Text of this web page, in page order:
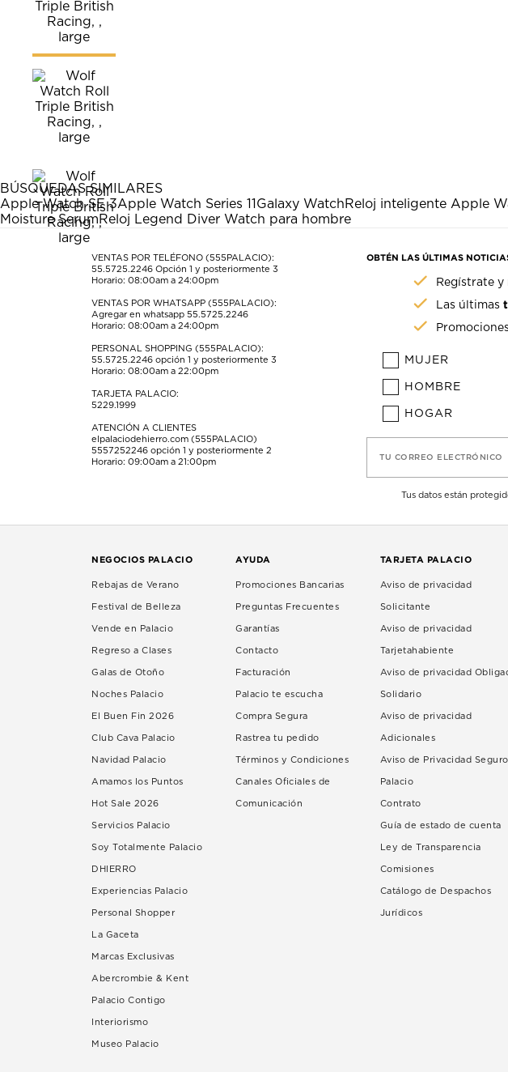
BÚSQUEDAS SIMILARES
Apple Watch SE 3Apple Watch Series 11 Galaxy WatchReloj inteligente Apple
Moisture SerumReloj Legend Diver Watch para hombre
VENTAS POR TELÉFONO (555PALACIO):
55.5725.2246 Opción 1 y posteriormente 3
Horario: 08:00am a 24:00pm
VENTAS POR WHATSAPP (555PALACIO):
Agregar en whatsapp 55.5725.2246
Horario: 08:00am a 24:00pm
PERSONAL SHOPPING (555PALACIO):
55.5725.2246 opción 1 y posteriormente 3
Horario: 08:00am a 22:00pm
TARJETA PALACIO:
5229.1999
ATENCIÓN A CLIENTES
elpalaciodehierro.com (555PALACIO)
5557252246 opción 1 y posteriormente 2
Horario: 09:00am a 21:00pm
OBTÉN LAS ÚLTIMAS
Regístrate
Las últimas
MUJER
HOMBRE
HOGAR
TU CORREO ELECTRÓNICO
Tus datos están
NEGOCIOS PALACIO
Rebajas de Verano
Festival de Belleza
Vende en Palacio
Regreso a Clases
Galas de Otoño
Noches Palacio
El Buen Fin 2026
Club Cava Palacio
Navidad Palacio
Amamos los Puntos
Hot Sale 2026
Servicios Palacio
Soy Totalmente Palacio
DHIERRO
Experiencias Palacio
Personal Shopper
La Gaceta
Marcas Exclusivas
Abercrombie & Kent
Palacio Contigo
Interiorismo
Museo Palacio
AYUDA
Promociones Bancarias
Preguntas Frecuentes
Garantías
Contacto
Facturación
Palacio te escucha
Compra Segura
Rastrea tu pedido
Términos y Condiciones
Canales Oficiales de
Comunicación
TARJETA PALACIO
Aviso de privacidad
Solicitante
Aviso de privacidad
Tarjetahabiente
Aviso de privacidad
Solidario
Aviso de privacidad
Adicionales
Aviso de Privacidad
Palacio
Contrato
Guía de estado de cuenta
Ley de Transparencia
Comisiones
Catálogo de Despachos
Jurídicos